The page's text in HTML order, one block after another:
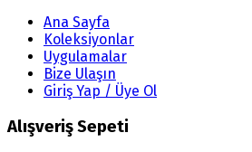
Ana Sayfa
Koleksiyonlar
Uygulamalar
Bize Ulaşın
Giriş Yap / Üye Ol
Alışveriş Sepeti